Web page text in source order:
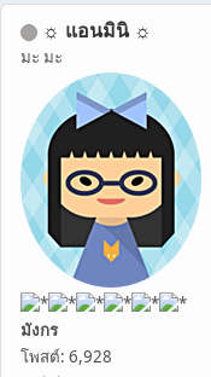
☼ แอนมินิ ☼
มะ มะ
มังกร
โพสต์: 6,928